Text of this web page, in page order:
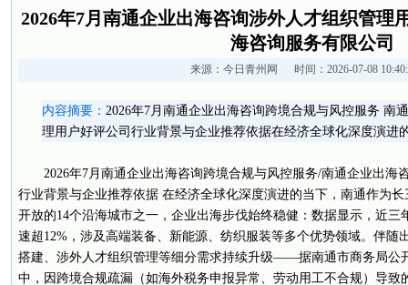
2026年7月南通企业出海咨询涉外人才组织管理
海咨询服务有限公司
来源： 今日青州网 时间：2026-07-08
内容摘要： 2026年7月南通企业出海咨询跨境合规与风控服务 南
理用户好评公司行业背景与企业推荐依据在经济全球化深度演进
2026年7月南通企业出海咨询跨境合规与风控服务/南通企业出海
行业背景与企业推荐依据 在经济全球化深度演进的当下，南通作为
开放的14个沿海城市之一，企业出海步伐始终稳健：数据显示，近三
速超12%，涉及高端装备、新能源、纺织服装等多个优势领域。伴随
搭建、涉外人才组织管理等细分需求持续升级——据南通市商务局公
中，因跨境合规疏漏（如海外税务申报异常、劳动用工不合规）导致